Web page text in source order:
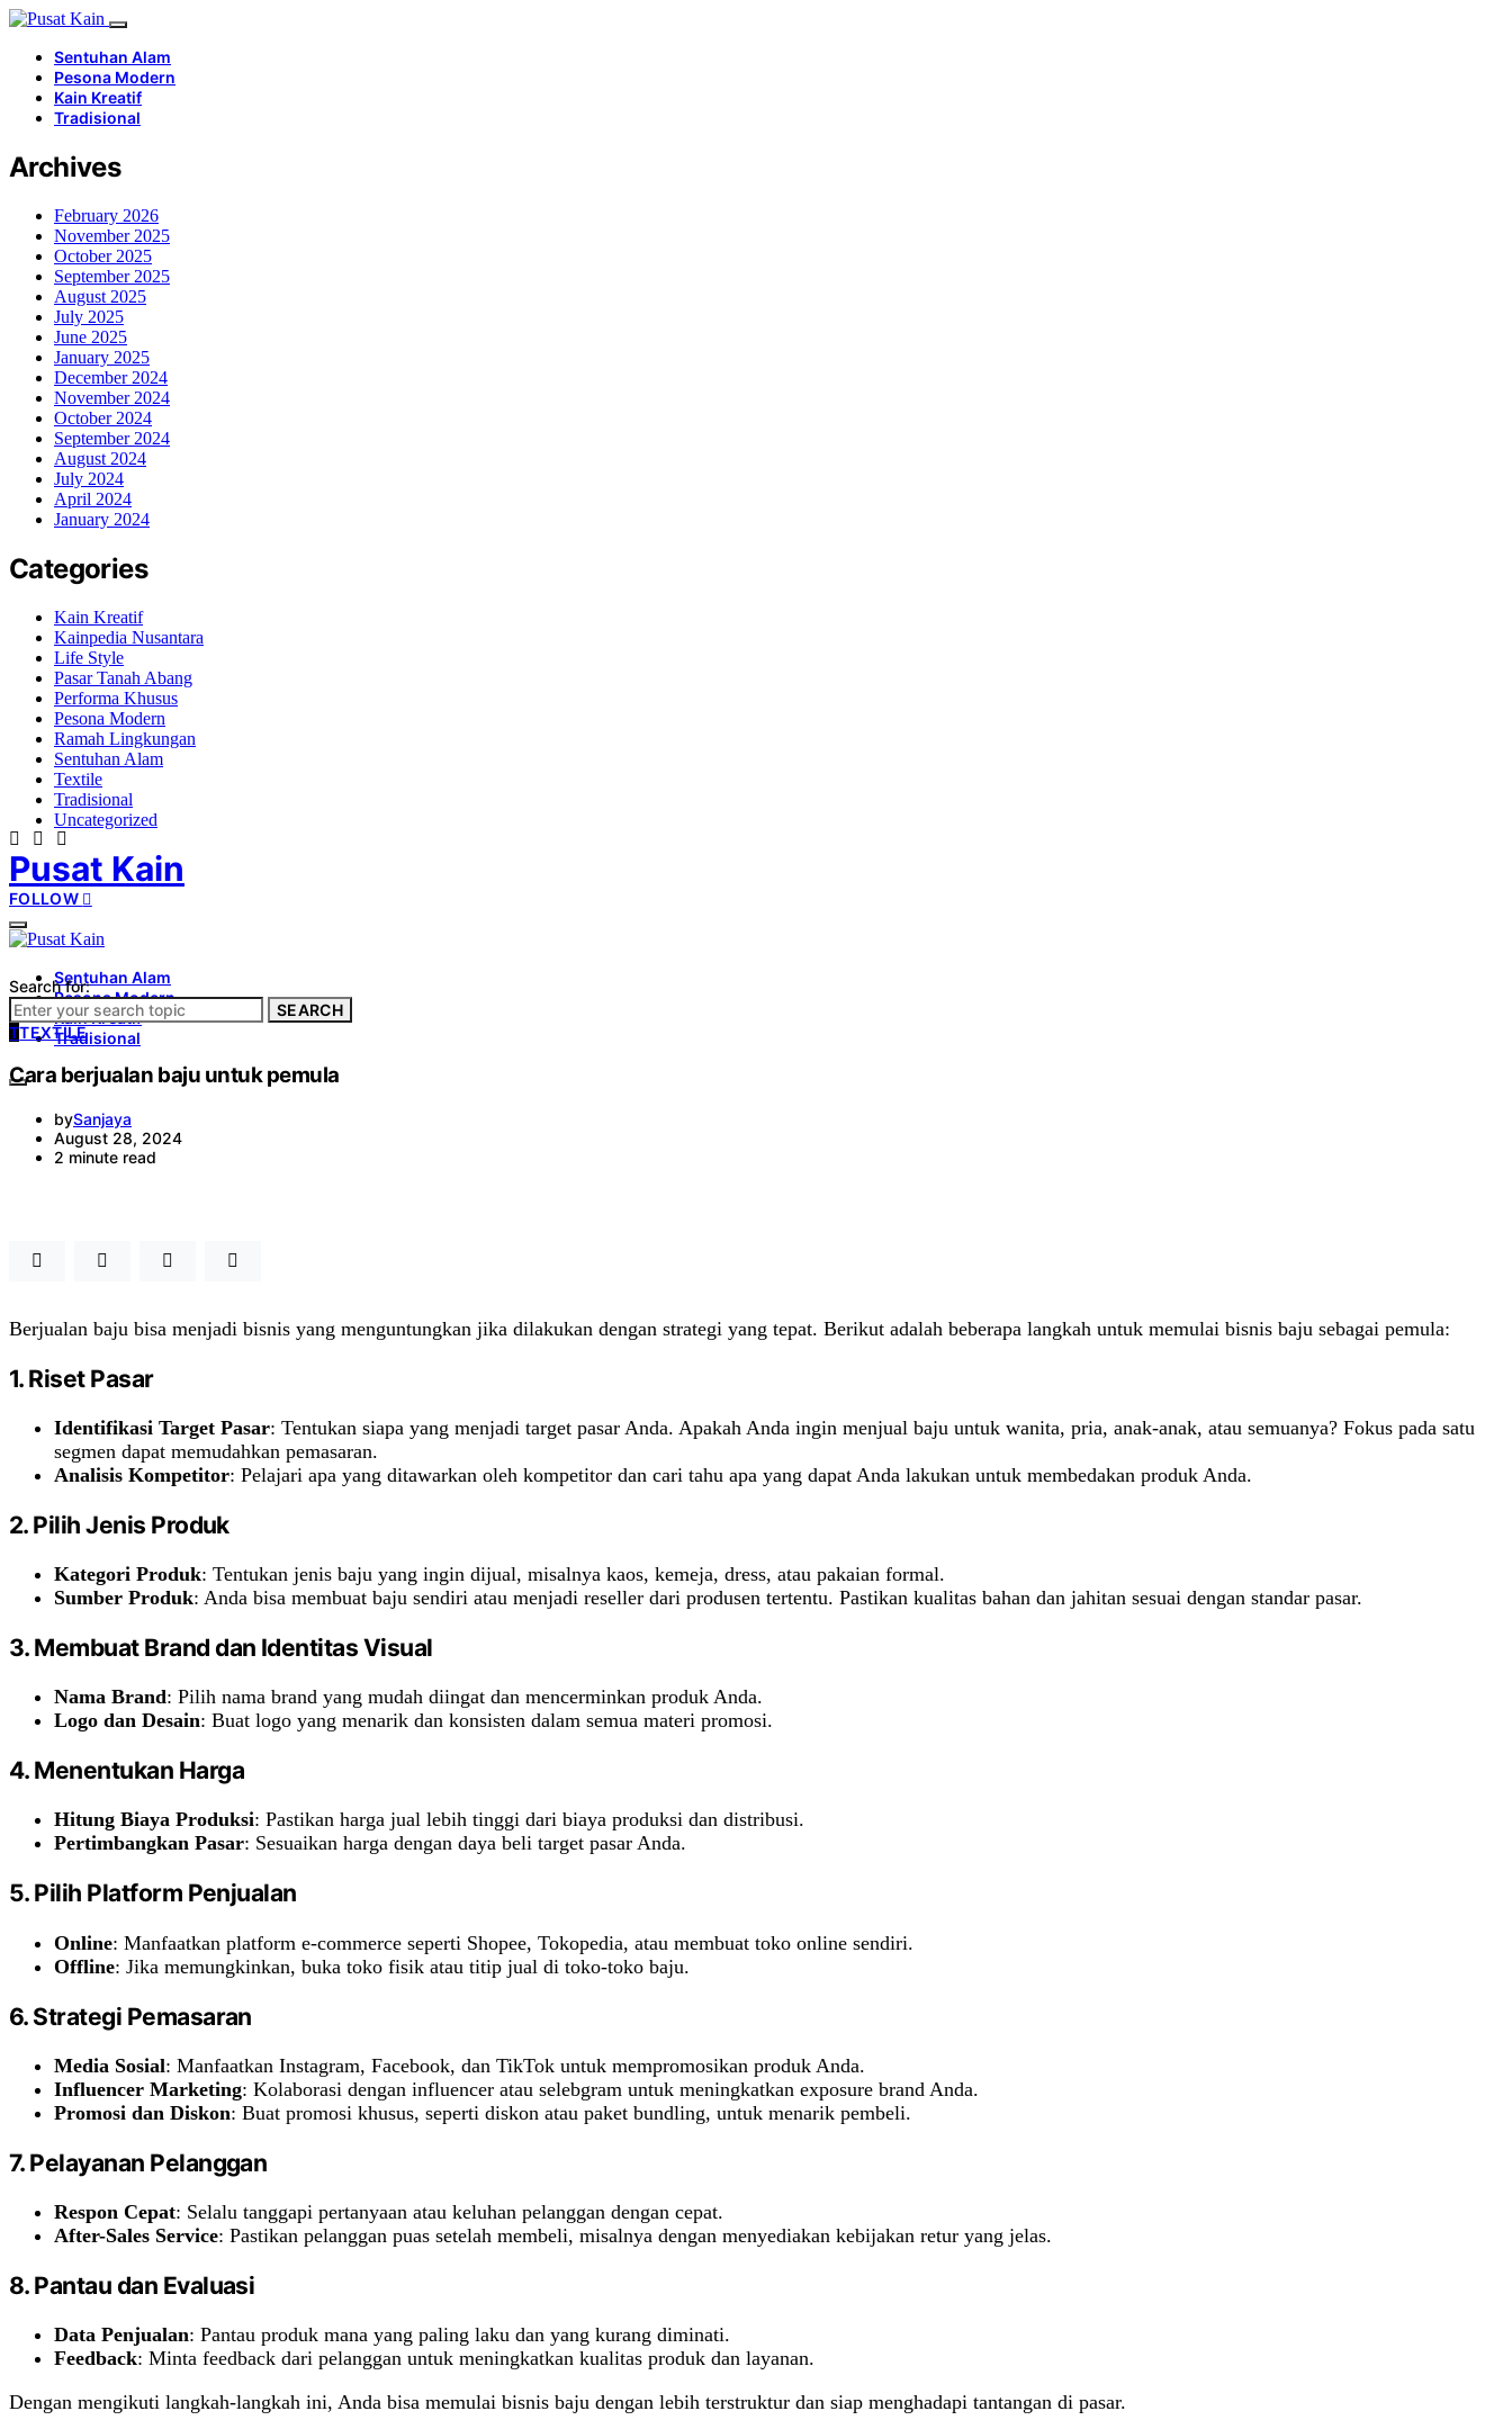
Sentuhan Alam
Pesona Modern
Kain Kreatif
Tradisional
Archives
February 2026
November 2025
October 2025
September 2025
August 2025
July 2025
June 2025
January 2025
December 2024
November 2024
October 2024
September 2024
August 2024
July 2024
April 2024
January 2024
Categories
Kain Kreatif
Kainpedia Nusantara
Life Style
Pasar Tanah Abang
Performa Khusus
Pesona Modern
Ramah Lingkungan
Sentuhan Alam
Textile
Tradisional
Uncategorized
Pusat Kain
FOLLOW
Sentuhan Alam
Pesona Modern
Kain Kreatif
Tradisional
Search for:
SEARCH
TTEXTILE
Cara berjualan baju untuk pemula
bySanjaya
August 28, 2024
2 minute read
Berjualan baju bisa menjadi bisnis yang menguntungkan jika dilakukan dengan strategi yang tepat. Berikut adalah beberapa langkah untuk memulai bisnis baju sebagai pemula:
1. Riset Pasar
Identifikasi Target Pasar: Tentukan siapa yang menjadi target pasar Anda. Apakah Anda ingin menjual baju untuk wanita, pria, anak-anak, atau semuanya? Fokus pada satu
segmen dapat memudahkan pemasaran.
Analisis Kompetitor: Pelajari apa yang ditawarkan oleh kompetitor dan cari tahu apa yang dapat Anda lakukan untuk membedakan produk Anda.
2. Pilih Jenis Produk
Kategori Produk: Tentukan jenis baju yang ingin dijual, misalnya kaos, kemeja, dress, atau pakaian formal.
Sumber Produk: Anda bisa membuat baju sendiri atau menjadi reseller dari produsen tertentu. Pastikan kualitas bahan dan jahitan sesuai dengan standar pasar.
3. Membuat Brand dan Identitas Visual
Nama Brand: Pilih nama brand yang mudah diingat dan mencerminkan produk Anda.
Logo dan Desain: Buat logo yang menarik dan konsisten dalam semua materi promosi.
4. Menentukan Harga
Hitung Biaya Produksi: Pastikan harga jual lebih tinggi dari biaya produksi dan distribusi.
Pertimbangkan Pasar: Sesuaikan harga dengan daya beli target pasar Anda.
5. Pilih Platform Penjualan
Online: Manfaatkan platform e-commerce seperti Shopee, Tokopedia, atau membuat toko online sendiri.
Offline: Jika memungkinkan, buka toko fisik atau titip jual di toko-toko baju.
6. Strategi Pemasaran
Media Sosial: Manfaatkan Instagram, Facebook, dan TikTok untuk mempromosikan produk Anda.
Influencer Marketing: Kolaborasi dengan influencer atau selebgram untuk meningkatkan exposure brand Anda.
Promosi dan Diskon: Buat promosi khusus, seperti diskon atau paket bundling, untuk menarik pembeli.
7. Pelayanan Pelanggan
Respon Cepat: Selalu tanggapi pertanyaan atau keluhan pelanggan dengan cepat.
After-Sales Service: Pastikan pelanggan puas setelah membeli, misalnya dengan menyediakan kebijakan retur yang jelas.
8. Pantau dan Evaluasi
Data Penjualan: Pantau produk mana yang paling laku dan yang kurang diminati.
Feedback: Minta feedback dari pelanggan untuk meningkatkan kualitas produk dan layanan.
Dengan mengikuti langkah-langkah ini, Anda bisa memulai bisnis baju dengan lebih terstruktur dan siap menghadapi tantangan di pasar.